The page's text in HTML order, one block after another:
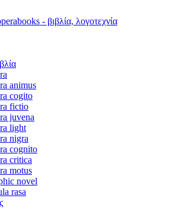
animus
cogito
fictio
juvena
light
nigra
cognito
critica
motus
novel
rasa